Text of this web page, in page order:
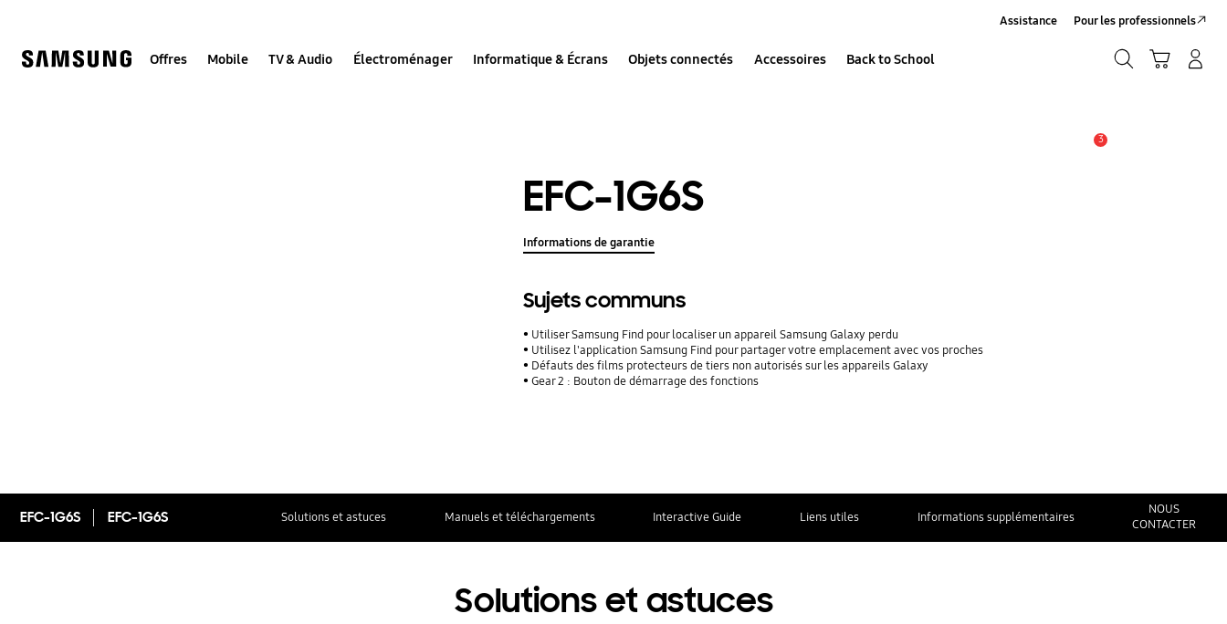
Offres Mobile TV & Audio Électroménager Informatique & Écrans Objets connectés Accessoires Back to School
Assistance Pour les professionnels
3
EFC-1G6S
Informations de garantie
Sujets communs
Utiliser Samsung Find pour localiser un appareil Samsung Galaxy perdu
Utilisez l'application Samsung Find pour partager votre emplacement avec vos proches
Défauts des films protecteurs de tiers non autorisés sur les appareils Galaxy
Gear 2 : Bouton de démarrage des fonctions
EFC-1G6S EFC-1G6S Solutions et astuces Manuels et téléchargements Interactive Guide Liens utiles Informations supplémentaires
NOUS
CONTACTER
Solutions et astuces